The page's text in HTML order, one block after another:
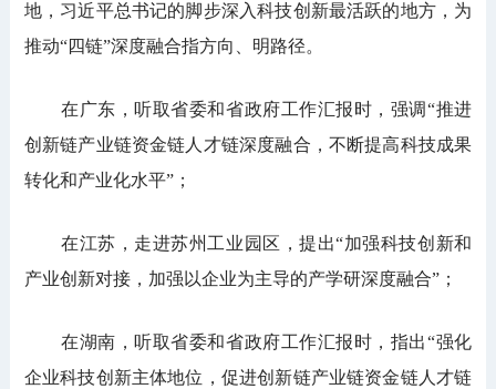
地，习近平总书记的脚步深入科技创新最活跃的地方，为
推动“四链”深度融合指方向、明路径。
在广东，听取省委和省政府工作汇报时，强调“推进
创新链产业链资金链人才链深度融合，不断提高科技成果
转化和产业化水平”；
在江苏，走进苏州工业园区，提出“加强科技创新和
产业创新对接，加强以企业为主导的产学研深度融合”；
在湖南，听取省委和省政府工作汇报时，指出“强化
企业科技创新主体地位，促进创新链产业链资金链人才链